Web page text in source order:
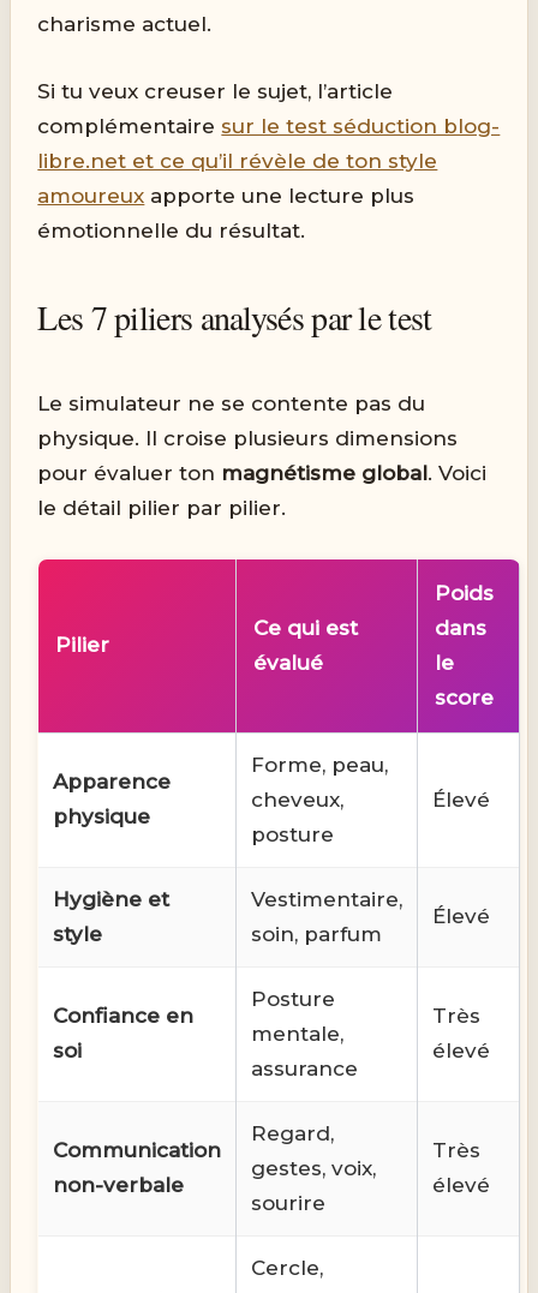
charisme actuel.
Si tu veux creuser le sujet, l’article
complémentaire sur le test séduction blog-
libre.net et ce qu’il révèle de ton style
amoureux apporte une lecture plus
émotionnelle du résultat.
Les 7 piliers analysés par le test
Le simulateur ne se contente pas du
physique. Il croise plusieurs dimensions
pour évaluer ton magnétisme global. Voici
le détail pilier par pilier.
Pilier
Ce qui est
évalué
Poids
dans
le
score
Apparence
physique
Forme, peau,
cheveux,
posture
Élevé
Hygiène et
style
Vestimentaire,
soin, parfum
Élevé
Confiance en
soi
Posture
mentale,
assurance
Très
élevé
Communication
non-verbale
Regard,
gestes, voix,
sourire
Très
élevé
Cercle,